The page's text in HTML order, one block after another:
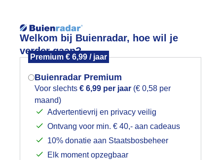
Welkom bij Buienradar, hoe wil je
verder gaan?
Premium € 6,99 / jaar
Buienradar Premium
Voor slechts € 6,99 per jaar (€ 0,58 per
maand)
Advertentievrij en privacy veilig
Ontvang voor min. € 40,- aan cadeaus
10% donatie aan Staatsbosbeheer
Elk moment opzegbaar
Foto en video Weerzine
Mogen we je locatie gebruiken voor
het weer?